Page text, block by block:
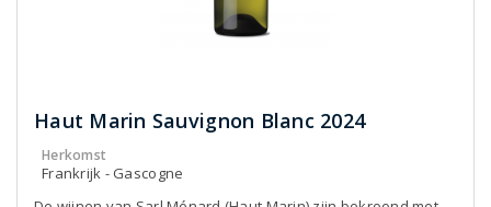
Haut Marin Sauvignon Blanc 2024
Herkomst
Frankrijk - Gascogne